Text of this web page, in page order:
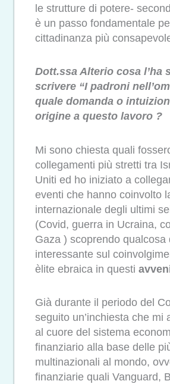
le strutture di potere-
è un passo fondamentale
cittadinanza più
Dott.ssa Alterio cosa l’ha
scrivere “I padroni
quale domanda o
origine a questo lavoro ?
Mi sono chiesta quali
collegamenti più stretti tra
Uniti ed ho iniziato a
eventi che hanno coinvolto
internazionale degli ultimi
(Covid, guerra in Ucraina,
Gaza ) scoprendo qualcosa
interessante sul
èlite ebraica in questi
Già durante il periodo del
seguito un’inchiesta che mi
al cuore del sistema
finanziario alla base delle
multinazionali al mondo,
finanziarie quali Vanguard,